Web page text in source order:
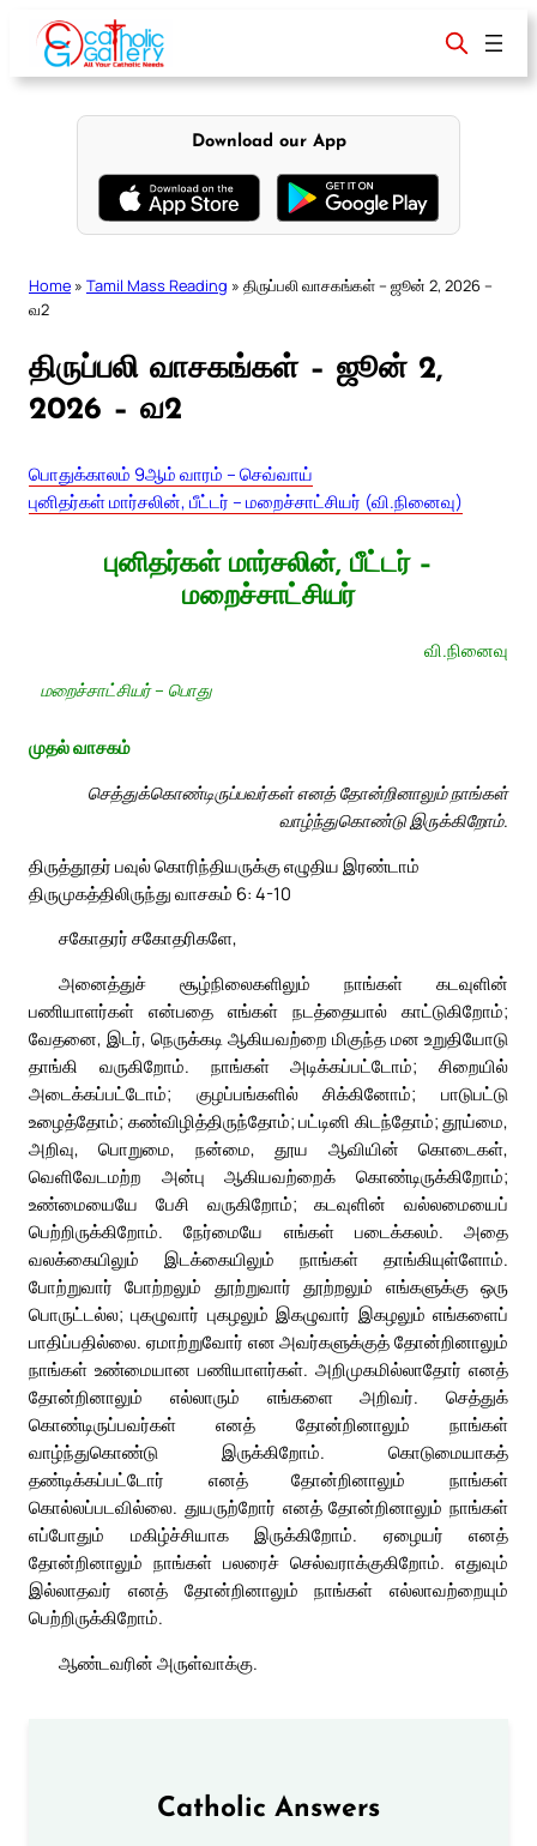
content
Download our App
Home » Tamil Mass Reading » திருப்பலி வாசகங்கள் – ஜூன் 2, 2026 –
வ2
திருப்பலி வாசகங்கள் – ஜூன் 2,
2026 – வ2
பொதுக்காலம் 9ஆம் வாரம் – செவ்வாய்
புனிதர்கள் மார்சலின், பீட்டர் – மறைச்சாட்சியர் (வி.நினைவு)
புனிதர்கள் மார்சலின், பீட்டர் –
மறைச்சாட்சியர்
வி.நினைவு
மறைச்சாட்சியர் – பொது
முதல் வாசகம்
செத்துக்கொண்டிருப்பவர்கள் எனத் தோன்றினாலும் நாங்கள்
வாழ்ந்துகொண்டு இருக்கிறோம்.
திருத்தூதர் பவுல் கொரிந்தியருக்கு எழுதிய இரண்டாம்
திருமுகத்திலிருந்து வாசகம் 6: 4-10
சகோதரர் சகோதரிகளே,
அனைத்துச் சூழ்நிலைகளிலும் நாங்கள் கடவுளின்
பணியாளர்கள் என்பதை எங்கள் நடத்தையால் காட்டுகிறோம்;
வேதனை, இடர், நெருக்கடி ஆகியவற்றை மிகுந்த மன உறுதியோடு
தாங்கி வருகிறோம். நாங்கள் அடிக்கப்பட்டோம்; சிறையில்
அடைக்கப்பட்டோம்; குழப்பங்களில் சிக்கினோம்; பாடுபட்டு
உழைத்தோம்; கண்விழித்திருந்தோம்; பட்டினி கிடந்தோம்; தூய்மை,
அறிவு, பொறுமை, நன்மை, தூய ஆவியின் கொடைகள்,
வெளிவேடமற்ற அன்பு ஆகியவற்றைக் கொண்டிருக்கிறோம்;
உண்மையையே பேசி வருகிறோம்; கடவுளின் வல்லமையைப்
பெற்றிருக்கிறோம். நேர்மையே எங்கள் படைக்கலம். அதை
வலக்கையிலும் இடக்கையிலும் நாங்கள் தாங்கியுள்ளோம்.
போற்றுவார் போற்றலும் தூற்றுவார் தூற்றலும் எங்களுக்கு ஒரு
பொருட்டல்ல; புகழுவார் புகழலும் இகழுவார் இகழலும் எங்களைப்
பாதிப்பதில்லை. ஏமாற்றுவோர் என அவர்களுக்குத் தோன்றினாலும்
நாங்கள் உண்மையான பணியாளர்கள். அறிமுகமில்லாதோர் எனத்
தோன்றினாலும் எல்லாரும் எங்களை அறிவர். செத்துக்
கொண்டிருப்பவர்கள் எனத் தோன்றினாலும் நாங்கள்
வாழ்ந்துகொண்டு இருக்கிறோம். கொடுமையாகத்
தண்டிக்கப்பட்டோர் எனத் தோன்றினாலும் நாங்கள்
கொல்லப்படவில்லை. துயருற்றோர் எனத் தோன்றினாலும் நாங்கள்
எப்போதும் மகிழ்ச்சியாக இருக்கிறோம். ஏழையர் எனத்
தோன்றினாலும் நாங்கள் பலரைச் செல்வராக்குகிறோம். எதுவும்
இல்லாதவர் எனத் தோன்றினாலும் நாங்கள் எல்லாவற்றையும்
பெற்றிருக்கிறோம்.
ஆண்டவரின் அருள்வாக்கு.
Catholic Answers